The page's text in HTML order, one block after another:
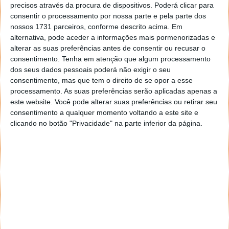
precisos através da procura de dispositivos. Poderá clicar para
consentir o processamento por nossa parte e pela parte dos
nossos 1731 parceiros, conforme descrito acima. Em
alternativa, pode aceder a informações mais pormenorizadas e
alterar as suas preferências antes de consentir ou recusar o
consentimento. Tenha em atenção que algum processamento
dos seus dados pessoais poderá não exigir o seu
consentimento, mas que tem o direito de se opor a esse
processamento. As suas preferências serão aplicadas apenas a
este website. Você pode alterar suas preferências ou retirar seu
consentimento a qualquer momento voltando a este site e
clicando no botão "Privacidade" na parte inferior da página.
Este artigo tem mais de um ano
Acompanhe o Pplware no Google Notícias
Proponha uma correção, faça uma sugestão
Autor:Pedro Pinto